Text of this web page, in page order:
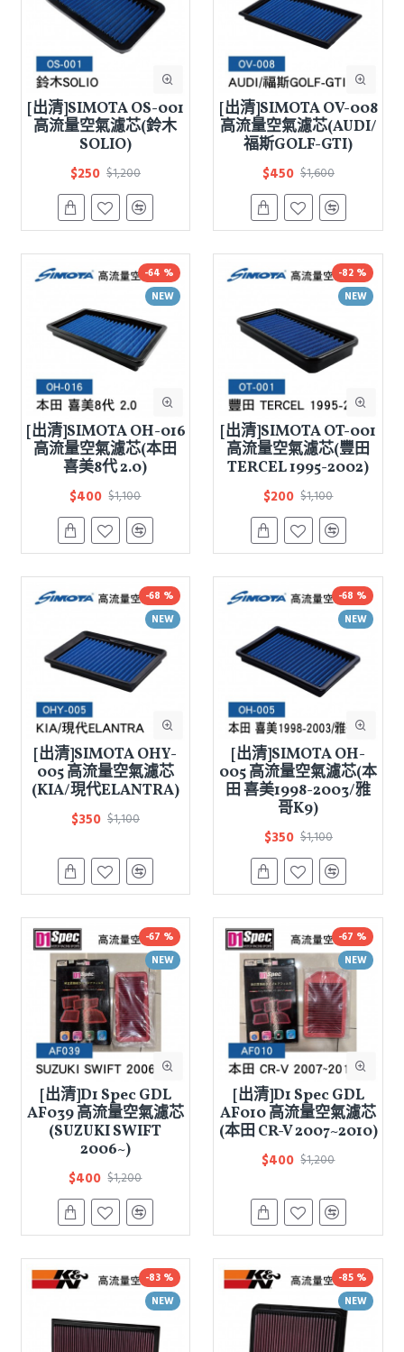
[出清]SIMOTA OS-001
高流量空氣濾芯(鈴木
SOLIO)
$250 $1,200
[出清]SIMOTA OV-008
高流量空氣濾芯(AUDI/
福斯GOLF-GTI)
$450 $1,600
NEW
-64 %
[出清]SIMOTA OH-016
高流量空氣濾芯(本田
喜美8代 2.0)
$400 $1,100
NEW
-82 %
[出清]SIMOTA OT-001
高流量空氣濾芯(豐田
TERCEL 1995-2002)
$200 $1,100
NEW
-68 %
[出清]SIMOTA OHY-
005 高流量空氣濾芯
(KIA/現代ELANTRA)
$350 $1,100
NEW
-68 %
[出清]SIMOTA OH-
005 高流量空氣濾芯(本
田 喜美1998-2003/雅
哥K9)
$350 $1,100
NEW
-67 %
[出清]D1 Spec GDL
AF039 高流量空氣濾芯
(SUZUKI SWIFT
2006~)
$400 $1,200
NEW
-67 %
[出清]D1 Spec GDL
AF010 高流量空氣濾芯
(本田 CR-V 2007~2010)
$400 $1,200
NEW
-83 %
NEW
-85 %